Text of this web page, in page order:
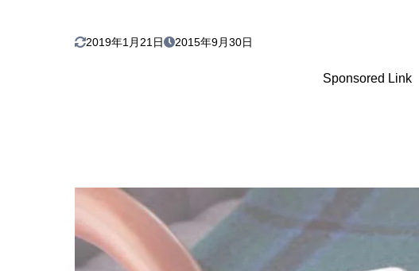
2019年1月21日 2015年9月30日
Sponsored Link